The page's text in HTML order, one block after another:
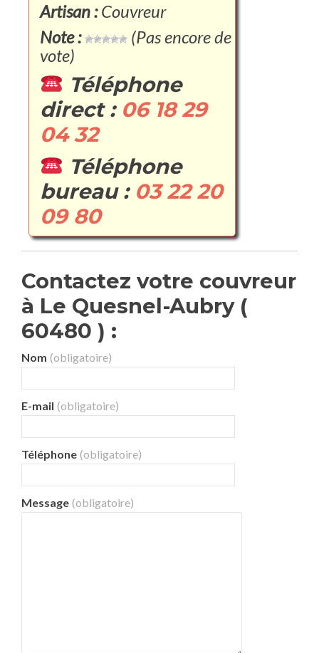
Artisan :Couvreur
Note :
(Pas encore de
vote)
Téléphone
direct : 06 18 29
04 32
Téléphone
bureau : 03 22 20
09 80
Contactez votre couvreur
à Le Quesnel-Aubry (
60480 ) :
Nom (obligatoire)
E-mail (obligatoire)
Téléphone (obligatoire)
Message (obligatoire)